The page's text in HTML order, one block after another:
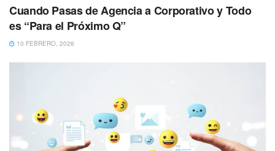
Cuando Pasas de Agencia a Corporativo y Todo
es “Para el Próximo Q”
10 FEBRERO, 2026